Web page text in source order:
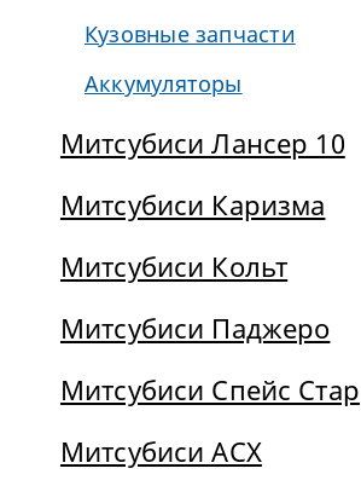
Кузовные запчасти
Аккумуляторы
Митсубиси Лансер 10
Митсубиси Каризма
Митсубиси Кольт
Митсубиси Паджеро
Митсубиси Спейс Стар
Митсубиси АСХ